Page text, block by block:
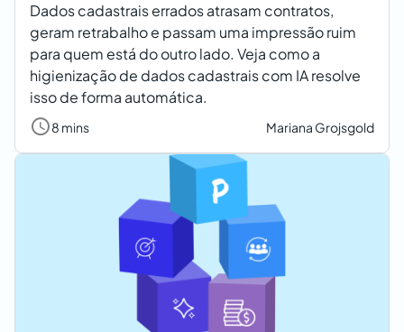
Dados cadastrais errados atrasam contratos,
geram retrabalho e passam uma impressão ruim
para quem está do outro lado. Veja como a
higienização de dados cadastrais com IA resolve
isso de forma automática.
8 mins Mariana Grojsgold